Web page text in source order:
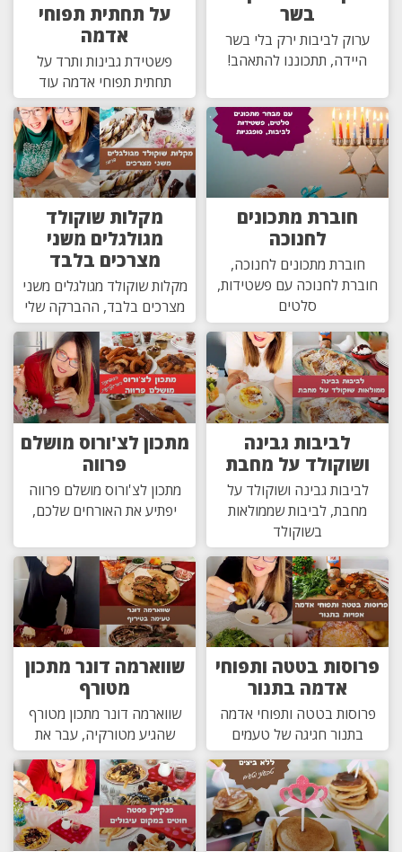
בשר
ערוק לביבות ירק בלי בשר
היידה, תתכוננו להתאהב!
על תחתית תפוחי
אדמה
פשטידת גבינות ותרד על
תחתית תפוחי אדמה עוד
חוברת מתכונים
לחנוכה
חוברת מתכונים לחנוכה,
חוברת לחנוכה עם פשטידות,
סלטים
מקלות שוקולד
מגולגלים משני
מצרכים בלבד
מקלות שוקולד מגולגלים משני
מצרכים בלבד, ההברקה שלי
לביבות גבינה
ושוקולד על מחבת
לביבות גבינה ושוקולד על
מחבת, לביבות שממולאות
בשוקולד
מתכון לצ'ורוס מושלם
פרווה
מתכון לצ'ורוס מושלם פרווה
יפתיע את האורחים שלכם,
פרוסות בטטה ותפוחי
אדמה בתנור
פרוסות בטטה ותפוחי אדמה
בתנור חגיגה של טעמים
שווארמה דונר מתכון
מטורף
שווארמה דונר מתכון מטורף
שהגיע מטורקיה, עבר את